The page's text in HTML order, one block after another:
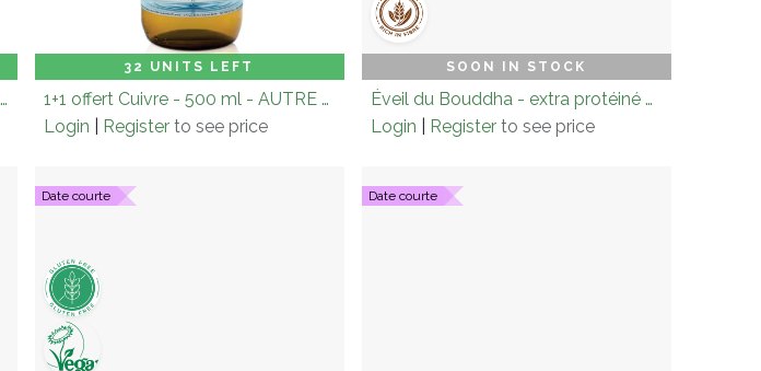
1+1 offert Zinc- 500 ml - AUTRE OLIGO-ÉLÉMENT - Fabriqués sous électrolyse
32 UNITS LEFT
Carton (× 6.0) Add to Cart
1+1 offert Cuivre - 500 ml - AUTRE OLIGO-ÉLÉMENT - Fabriqués sous électrolyse
Login
Register to see price
SOON IN STOCK
Carton (× 6.0) Add to Cart
Éveil du Bouddha - extra protéiné cacahuètes et Banane - 360g
Login
Register to see price
Date courte Date courte